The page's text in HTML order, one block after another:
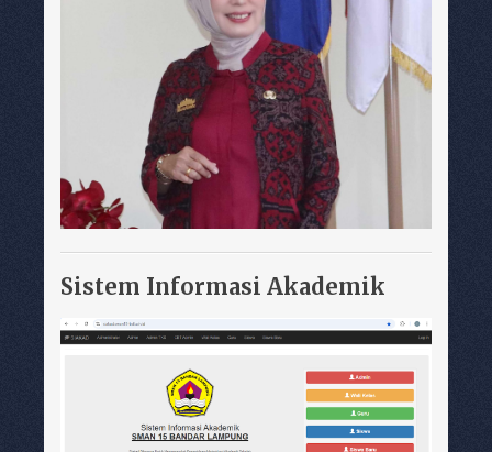
Sistem Informasi Akademik